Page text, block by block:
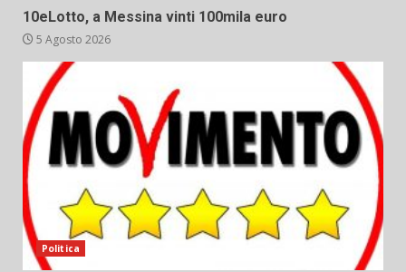
10eLotto, a Messina vinti 100mila euro
5 Agosto 2026
Politica